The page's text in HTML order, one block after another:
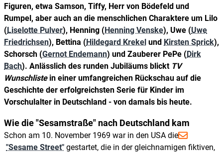
Figuren, etwa Samson, Tiffy, Herr von Bödefeld und
Rumpel, aber auch an die menschlichen Charaktere um Lilo
(Liselotte Pulver), Henning (Henning Venske), Uwe (Uwe
Friedrichsen), Bettina (Hildegard Krekel und Kirsten Sprick),
Schorsch (Gernot Endemann) und Zauberer PePe (Dirk
Bach). Anlässlich des runden Jubiläums blickt TV
Wunschlistein einer umfangreichen Rückschau auf die
Geschichte der erfolgreichsten Serie für Kinder im
Vorschulalter in Deutschland - von damals bis heute.
Wie die "Sesamstraße" nach Deutschland kam
Schon am 10. November 1969 war in den USA die
"Sesame Street" gestartet, die in der gleichnamigen fiktiven,